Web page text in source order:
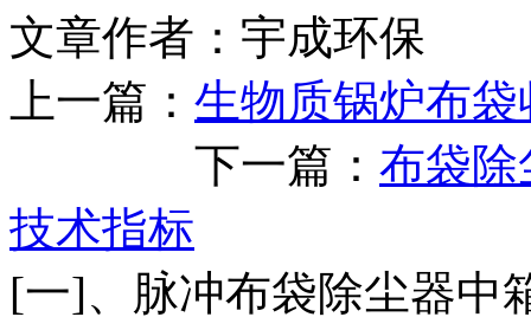
文章作者：宇成环保
上一篇： 生物质锅炉布
下一篇： 布袋除
技术指标
[一]、脉冲布袋除尘器中